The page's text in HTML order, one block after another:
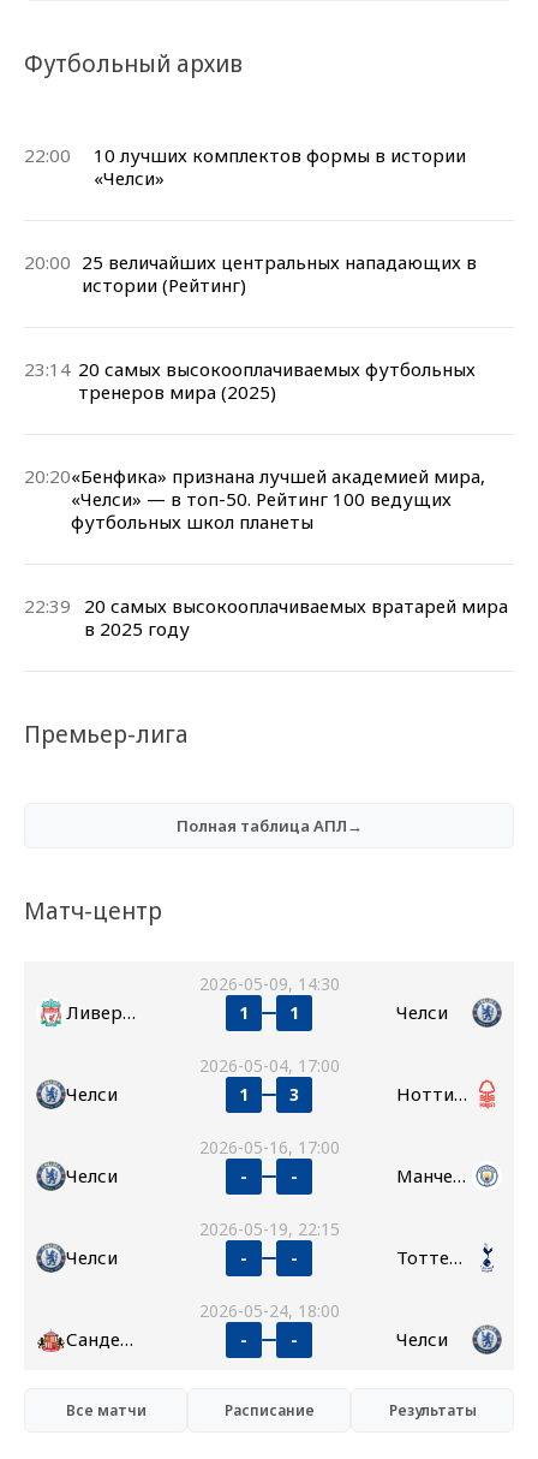
Футбольный архив
22:00
10 лучших комплектов формы в истории
«Челси»
20:00 25 величайших центральных нападающих в
истории (Рейтинг)
23:14 20 самых высокооплачиваемых футбольных
тренеров мира (2025)
20:20«Бенфика» признана лучшей академией мира,
«Челси» — в топ-50. Рейтинг 100 ведущих
футбольных школ планеты
22:39
20 самых высокооплачиваемых вратарей мира
в 2025 году
Премьер-лига
Полная таблица АПЛ→
Матч-центр
2026-05-09, 14:30
Ливерпуль 1 1 Челси
2026-05-04, 17:00
Челси 1 3 Ноттингем Форест
2026-05-16, 17:00
Челси - - Манчестер Сити
2026-05-19, 22:15
Челси - - Тоттенхэм
2026-05-24, 18:00
Сандерленд - - Челси
Все матчи Расписание Результаты